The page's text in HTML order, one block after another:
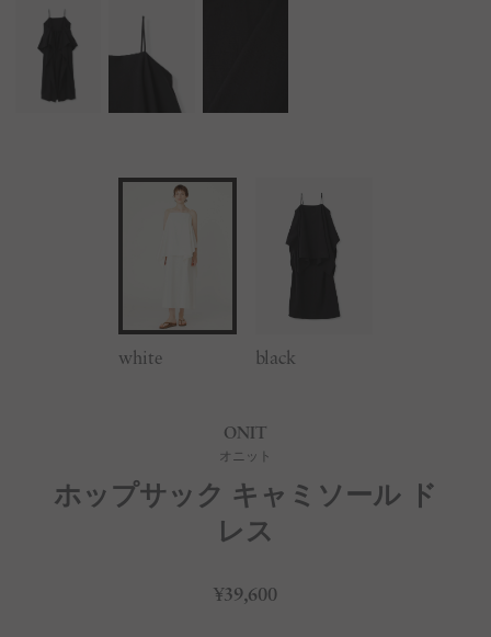
white black
ONIT
オニット
ホップサック キャミソール ド
レス
¥39,600